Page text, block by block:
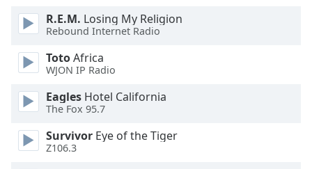
Text
Background
R.E.M. Losing My Religion
Rebound Internet Radio
TotoAfrica
WJON IP Radio
Eagles Hotel California
The Fox 95.7
Survivor Eye of the Tiger
Z106.3